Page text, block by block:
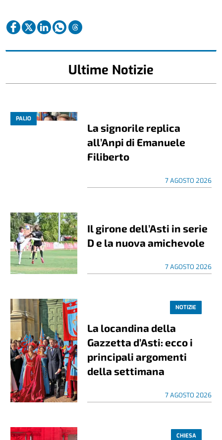
Ultime Notizie
PALIO
La signorile replica
all’Anpi di Emanuele
Filiberto
7 AGOSTO 2026
Il girone dell’Asti in serie
D e la nuova amichevole
7 AGOSTO 2026
NOTIZIE
La locandina della
Gazzetta d’Asti: ecco i
principali argomenti
della settimana
7 AGOSTO 2026
CHIESA